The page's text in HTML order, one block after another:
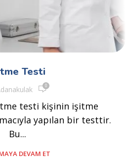
Testi
0
testi kişinin işitme
yapılan bir testtir.
Bu...
DEVAM ET